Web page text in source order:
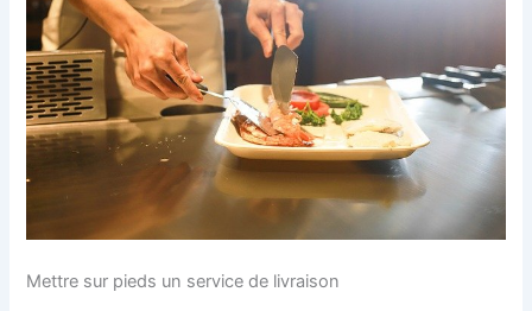
Mettre sur pieds un service de livraison